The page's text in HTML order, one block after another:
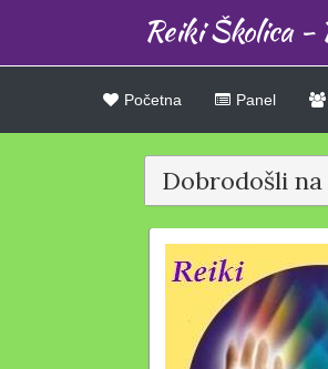
Reiki Školica -
Početna Panel
Dobrodošli